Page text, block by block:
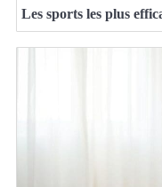
Les sports les plus